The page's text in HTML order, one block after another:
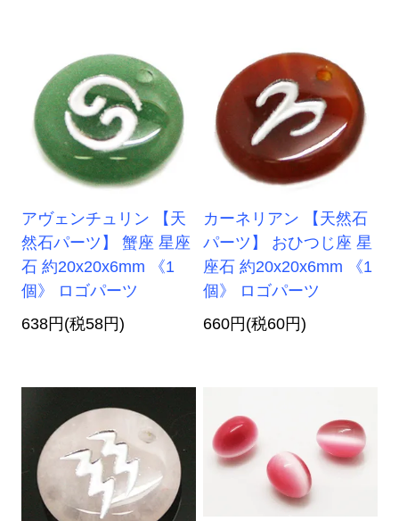
アヴェンチュリン 【天
然石パーツ】 蟹座 星座
石 約20x20x6mm 《1
個》 ロゴパーツ
638円(税58円)
カーネリアン 【天然石
パーツ】 おひつじ座 星
座石 約20x20x6mm 《1
個》 ロゴパーツ
660円(税60円)